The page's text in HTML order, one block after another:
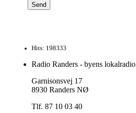
Send
Hits: 198333
Radio Randers - byens lokalradio
Garnisonsvej 17
8930 Randers NØ
Tlf. 87 10 03 40